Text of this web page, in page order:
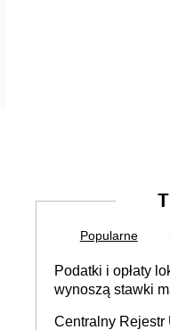
Popularne
Podatki i opłaty
wynoszą stawki
Centralny Rejestr